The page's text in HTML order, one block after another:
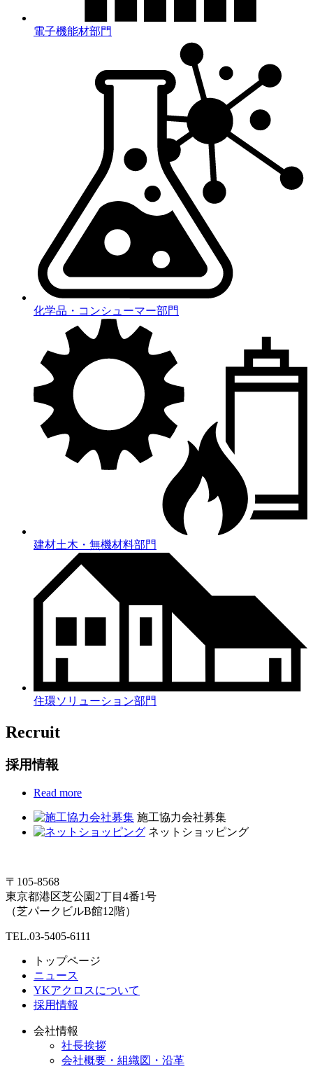
電子機能材部門
化学品・コンシューマー部門
建材土木・無機材料部門
住環ソリューション部門
Recruit
採用情報
Read more
施工協力会社募集
ネットショッピング
〒105-8568
東京都港区芝公園2丁目4番1号
（芝パークビルB館12階）
TEL.03-5405-6111
トップページ
ニュース
YKアクロスについて
採用情報
会社情報
社長挨拶
会社概要・組織図・沿革